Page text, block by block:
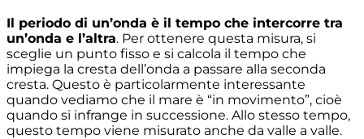
Il periodo di un’onda è il tempo che intercorre tra
un’onda e l’altra. Per ottenere questa misura, si
sceglie un punto fisso e si calcola il tempo che
impiega la cresta dell’onda a passare alla seconda
cresta. Questo è particolarmente interessante
quando vediamo che il mare è “in movimento”, cioè
quando si infrange in successione. Allo stesso tempo,
questo tempo viene misurato anche da valle a valle.